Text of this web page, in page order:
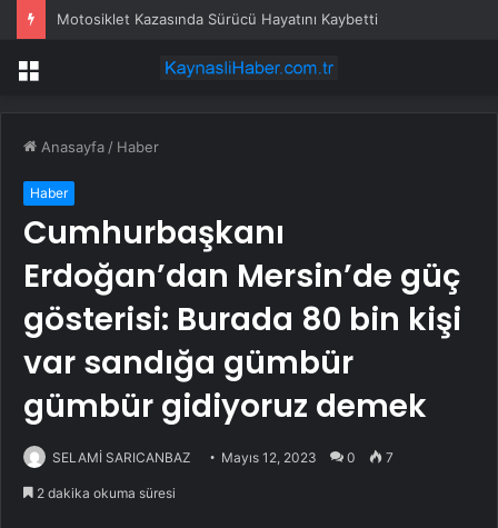
Motosiklet Kazasında Sürücü Hayatını Kaybetti
Menü
Anasayfa / Haber
Haber
Cumhurbaşkanı
Erdoğan’dan Mersin’de güç
gösterisi: Burada 80 bin kişi
var sandığa gümbür
gümbür gidiyoruz demek
SELAMİ SARICANBAZ Mayıs 12, 2023 0 7
2 dakika okuma süresi